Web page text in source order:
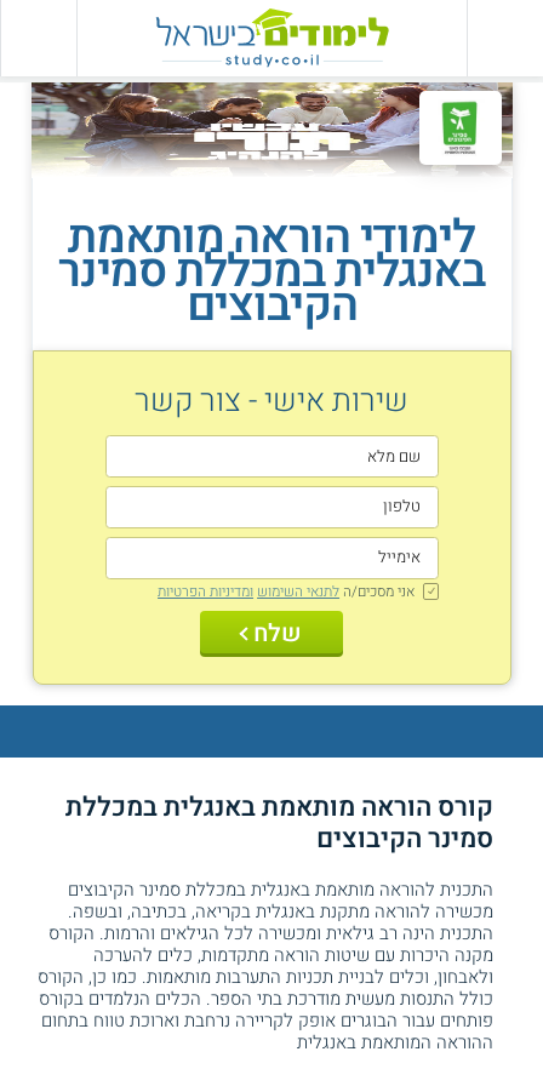
לימודי הוראה מותאמת
באנגלית במכללת סמינר
הקיבוצים
שירות אישי - צור קשר
אני מסכים/ה לתנאי השימוש ומדיניות הפרטיות
שלח
קורס הוראה מותאמת באנגלית במכללת
סמינר הקיבוצים
התכנית להוראה מותאמת באנגלית במכללת סמינר הקיבוצים
מכשירה להוראה מתקנת באנגלית בקריאה, בכתיבה, ובשפה.
התכנית הינה רב גילאית ומכשירה לכל הגילאים והרמות. הקורס
מקנה היכרות עם שיטות הוראה מתקדמות, כלים להערכה
ולאבחון, וכלים לבניית תכניות התערבות מותאמות. כמו כן, הקורס
כולל התנסות מעשית מודרכת בתי הספר. הכלים הנלמדים בקורס
פותחים עבור הבוגרים אופק לקריירה נרחבת וארוכת טווח בתחום
ההוראה המותאמת באנגלית